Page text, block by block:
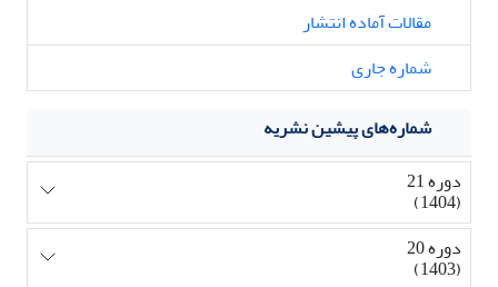
مقالات آماده انتشار
شماره جاری
شماره‌های پیشین نشریه
دوره 21
(1404)
دوره 20
(1403)